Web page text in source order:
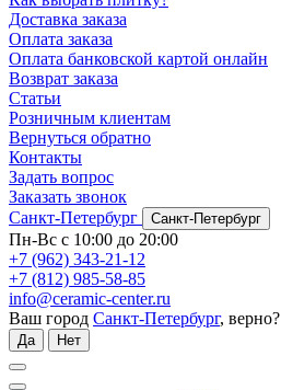
Доставка заказа
Оплата заказа
Оплата банковской картой онлайн
Возврат заказа
Статьи
Розничным клиентам
Вернуться обратно
Контакты
Задать вопрос
Заказать звонок
Санкт-Петербург
Санкт-Петербург
Пн-Вс с 10:00 до 20:00
+7 (962) 343-21-12
+7 (812) 985-58-85
info@ceramic-center.ru
Ваш город Санкт-Петербург, верно?
Да Нет